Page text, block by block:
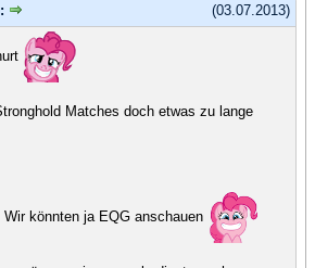
(03.07.2013)
Matches doch etwas zu lange
könnten ja EQG anschauen